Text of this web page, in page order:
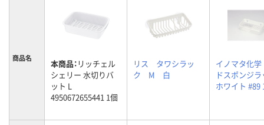
商品名 本商品： リッチェル
シェリー 水切りバ
ット L
4950672655441 1個
リス タワシラッ
ク M 白
イノマタ化学
ドスポンジ
ホワイト #89